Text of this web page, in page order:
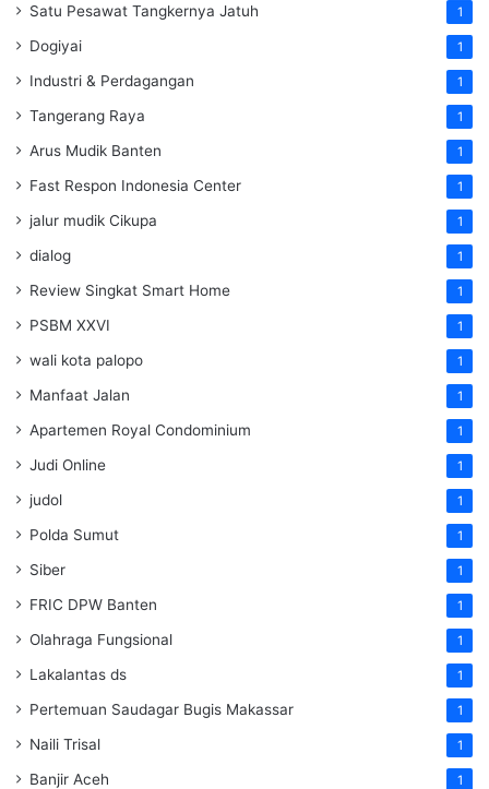
Satu Pesawat Tangkernya Jatuh 1
Dogiyai 1
Industri & Perdagangan 1
Tangerang Raya 1
Arus Mudik Banten 1
Fast Respon Indonesia Center 1
jalur mudik Cikupa 1
dialog 1
Review Singkat Smart Home 1
PSBM XXVI 1
wali kota palopo 1
Manfaat Jalan 1
Apartemen Royal Condominium 1
Judi Online 1
judol 1
Polda Sumut 1
Siber 1
FRIC DPW Banten 1
Olahraga Fungsional 1
Lakalantas ds 1
Pertemuan Saudagar Bugis Makassar 1
Naili Trisal 1
Banjir Aceh 1